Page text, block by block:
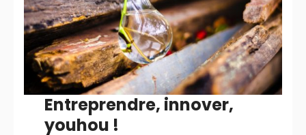
Entreprendre, innover,
youhou !